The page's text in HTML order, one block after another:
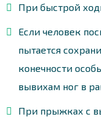
При быстрой
Если человек
пытается
конечности
вывихам ног в
При прыжках с